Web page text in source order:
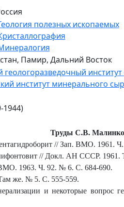
полезных ископаемых
Памир, Дальний Восток
геологоразведочный
институт минерального
1944)
Труды С.В. Малинко
// Зап. ВМО. 1961.
// Докл. АН СССР. 1961.
1963. Ч. 92. № 6. С. 684-690.
же. № 5. С. 555-559.
и некоторые вопрос